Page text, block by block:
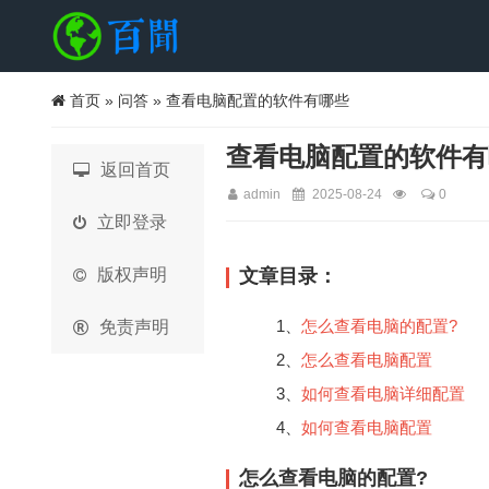
首页 » 问答 » 查看电脑配置的软件有哪些
返回首页
立即登录
版权声明
免责声明
查看电脑配置的软件
admin 2025-08-24 0
文章目录：
1、 怎么查看电脑的配置?
2、 怎么查看电脑配置
3、 如何查看电脑详细配置
4、 如何查看电脑配置
怎么查看电脑的配置?